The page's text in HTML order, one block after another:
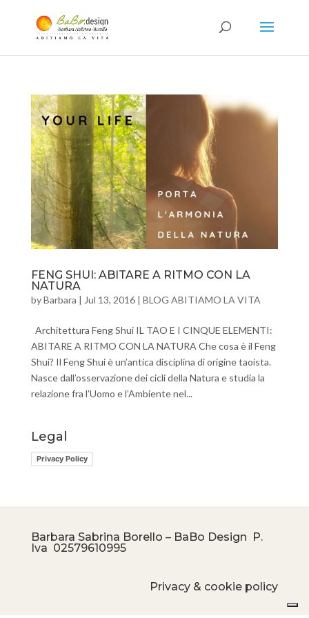
FENG SHUI: ABITARE A RITMO CON LA
NATURA
byBarbara | Jul 13, 2016| BLOG ABITIAMO LA VITA
Architettura Feng Shui IL TAO E I CINQUE ELEMENTI:
ABITARE A RITMO CON LA NATURA Che cosa è il Feng
Shui? Il Feng Shui è un’antica disciplina di origine taoista.
Nasce dall’osservazione dei cicli della Natura e studia la
relazione fra l’Uomo e l’Ambiente nel...
Legal
Privacy Policy
Barbara Sabrina Borello – BaBo Design P.
Iva 02579610995
Privacy & cookie policy